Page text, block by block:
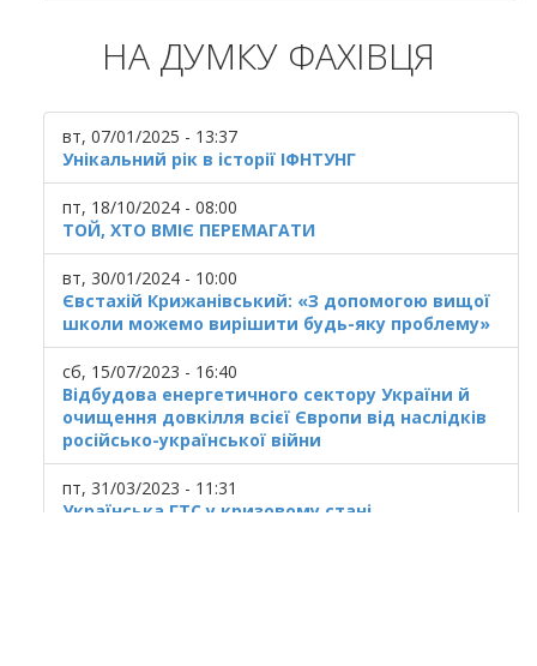
НА ДУМКУ ФАХІВЦЯ
вт, 07/01/2025 - 13:37
Унікальний рік в історії ІФНТУНГ
пт, 18/10/2024 - 08:00
ТОЙ, ХТО ВМІЄ ПЕРЕМАГАТИ
вт, 30/01/2024 - 10:00
Євстахій Крижанівський: «З допомогою вищої
школи можемо вирішити будь-яку проблему»
сб, 15/07/2023 - 16:40
Відбудова енергетичного сектору України й
очищення довкілля всієї Європи від наслідків
російсько-української війни
пт, 31/03/2023 - 11:31
Українська ГТС у кризовому стані